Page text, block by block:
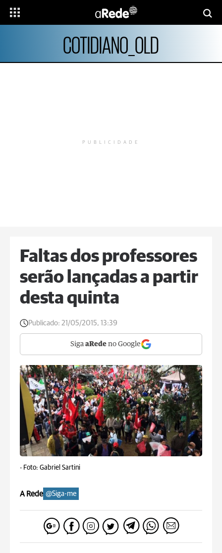
COTIDIANO_OLD
PUBLICIDADE
Faltas dos professores
serão lançadas a partir
desta quinta
Publicado: 21/05/2015, 13:39
Siga aRede no Google
- Foto: Gabriel Sartini
A Rede @Siga-me